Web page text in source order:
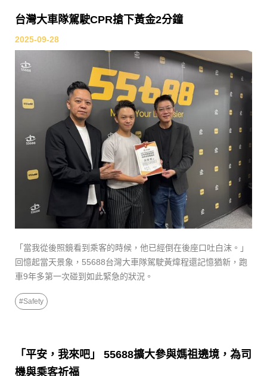
台灣大車隊駕駛CPR搶下黃金2分鐘
2025-09-28
「當我從後照鏡看到乘客的時候，他已經倒在後座口吐白沫。」
回憶起當天景象，55688台灣大車隊駕駛黃煒程還記憶猶新，跑
車9年多第一次碰到如此緊急的狀況。
#Safety
「平安，我來吧」 55688擴大參與媽祖遶境，為司
機與乘客祈福